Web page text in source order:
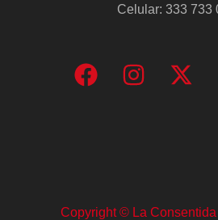
Celular: 333 733
Copyright © La